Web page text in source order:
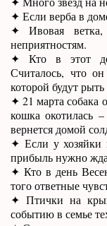
✦ Если верба в
✦ Ивовая ветка,
неприятностям.
✦ Кто в этот
Считалось, что
которой будут
✦ 21 марта собака
кошка окотилась
вернется домой
✦ Если у хозяйки
прибыль нужно
✦ Кто в день
того ответные
✦ Птички на
событию в семье